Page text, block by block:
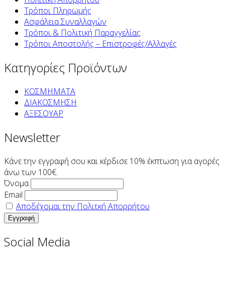
Τρόποι Πληρωμής
Ασφάλεια Συναλλαγών
Τρόποι & Πολιτική Παραγγελίας
Τρόποι Αποστολής – Επιστροφές/Αλλαγές
Κατηγορίες Προϊόντων
ΚΟΣΜΗΜΑΤΑ
ΔΙΑΚΟΣΜΗΣΗ
ΑΞΕΣΟΥΑΡ
Newsletter
Κάνε την εγγραφή σου και κέρδισε 10% έκπτωση για αγορές
άνω των 100€.
Όνομα
Email
Αποδέχομαι την Πολιτκή Απορρήτου
Social Media